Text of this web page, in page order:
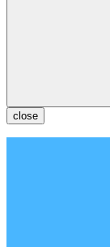
close